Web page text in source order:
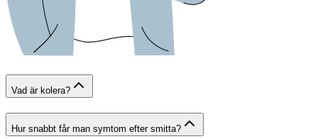
Vad är kolera?
Hur snabbt får man symtom efter smitta?